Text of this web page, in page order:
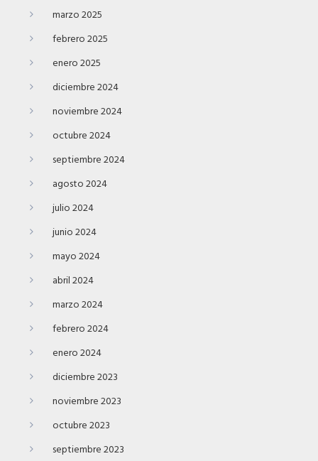
marzo 2025
febrero 2025
enero 2025
diciembre 2024
noviembre 2024
octubre 2024
septiembre 2024
agosto 2024
julio 2024
junio 2024
mayo 2024
abril 2024
marzo 2024
febrero 2024
enero 2024
diciembre 2023
noviembre 2023
octubre 2023
septiembre 2023